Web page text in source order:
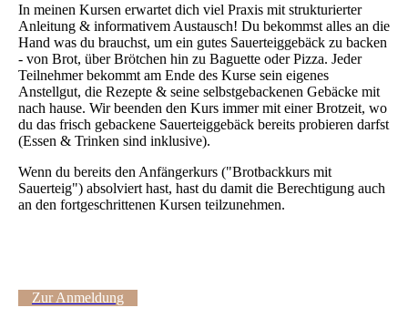
In meinen Kursen erwartet dich viel Praxis mit strukturierter
Anleitung & informativem Austausch! Du bekommst alles an die
Hand was du brauchst, um ein gutes Sauerteiggebäck zu backen
- von Brot, über Brötchen hin zu Baguette oder Pizza. Jeder
Teilnehmer bekommt am Ende des Kurse sein eigenes
Anstellgut, die Rezepte & seine selbstgebackenen Gebäcke mit
nach hause. Wir beenden den Kurs immer mit einer Brotzeit, wo
du das frisch gebackene Sauerteiggebäck bereits probieren darfst
(Essen & Trinken sind inklusive).
Wenn du bereits den Anfängerkurs ("Brotbackkurs mit
Sauerteig") absolviert hast, hast du damit die Berechtigung auch
an den fortgeschrittenen Kursen teilzunehmen.
Zur Anmeldung